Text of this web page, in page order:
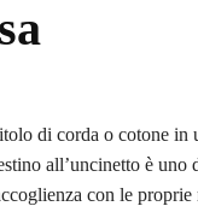
di corda o cotone in
all’uncinetto è
con le